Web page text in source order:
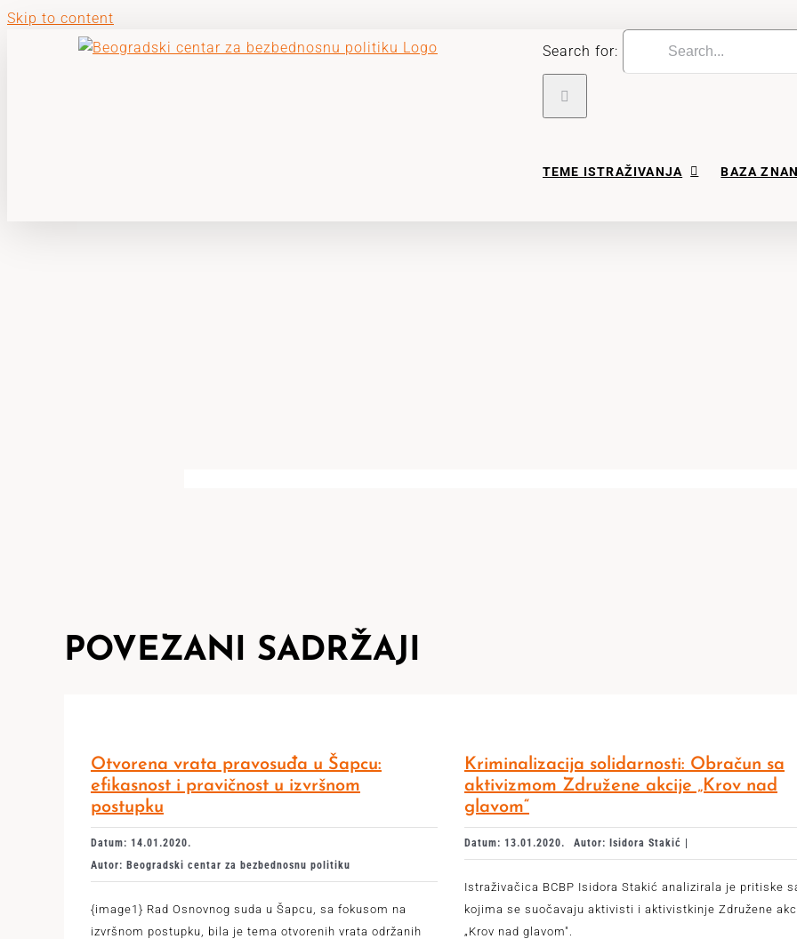
Skip to content
Search for:
TEME ISTRAŽIVANJA BAZA
POVEZANI SADRŽAJI
Otvorena vrata pravosuđa u Šapcu:
efikasnost i pravičnost u izvršnom
postupku
Datum: 14.01.2020.
Autor: Beogradski centar za bezbednosnu politiku
{image1} Rad Osnovnog suda u Šapcu, sa fokusom na
izvršnom postupku, bila je tema otvorenih vrata održanih
Kriminalizacija solidarnosti: Obračun sa
aktivizmom Združene akcije „Krov nad
glavom“
Datum: 13.01.2020. Autor: Isidora Stakić |
Istraživačica BCBP Isidora Stakić analizirala je pritiske
kojima se suočavaju aktivisti i aktivistkinje Združene
„Krov nad glavom".